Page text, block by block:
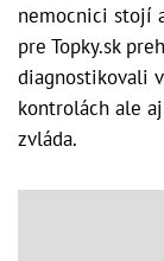
nemocnici stojí
pre Topky.sk
diagnostikovali
kontrolách ale
zvláda.